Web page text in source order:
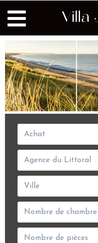
Achat
Agence du Littoral
Ville
Nombre de chambre
Nombre de pièces